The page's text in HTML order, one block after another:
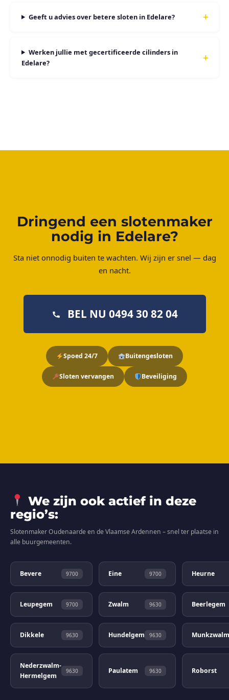
Geeft u advies over betere sloten in Edelare?
Werken jullie met gecertificeerde cilinders in
Edelare?
Dringend een slotenmaker
nodig in Edelare?
Sta niet onnodig buiten te wachten. Wij zijn er snel — dag
en nacht.
BEL NU 0494 30 82 04
Spoed 24/7 Buitengesloten
Sloten vervangen Beveiliging
We zijn ook actief in deze
regio’s:
Slotenmaker Oudenaarde en de Vlaamse Ardennen – snel ter plaatse in
alle buurgemeenten.
Bevere 9700 Eine 9700 Heurne
Leupegem 9700 Zwalm 9630 Beerlegem
Dikkele 9630 Hundelgem 9630 Munkzwalm
Nederzwalm-
Hermelgem
9630 Paulatem 9630 Roborst